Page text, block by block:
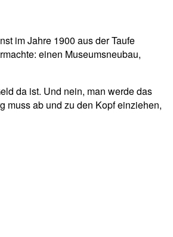
im Jahre 1900 aus der Taufe
einen Museumsneubau,
da ist. Und nein, man werde das
muss ab und zu den Kopf einziehen,